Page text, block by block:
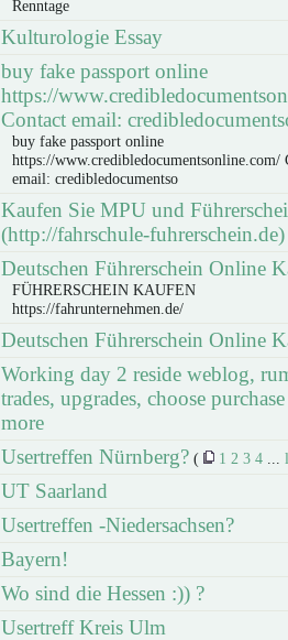
Renntage
Kulturologie Essay
buy fake passport online
https://
Contact email:
buy fake passport online
https://www.credibledocumentsonline.com/
email: credibledocumentso
Kaufen Sie MPU und
(http://fahrschule-fuhrerschein.de)
Deutschen Führerschein Online
FÜHRERSCHEIN KAUFEN
https://fahrunternehmen.de/
Deutschen Führerschein Online
Working day 2 reside weblog,
trades, upgrades, choose
more
Usertreffen Nürnberg? ( 1 2 3 4
UT Saarland
Usertreffen -Niedersachsen?
Bayern!
Wo sind die Hessen :)) ?
Usertreff Kreis Ulm